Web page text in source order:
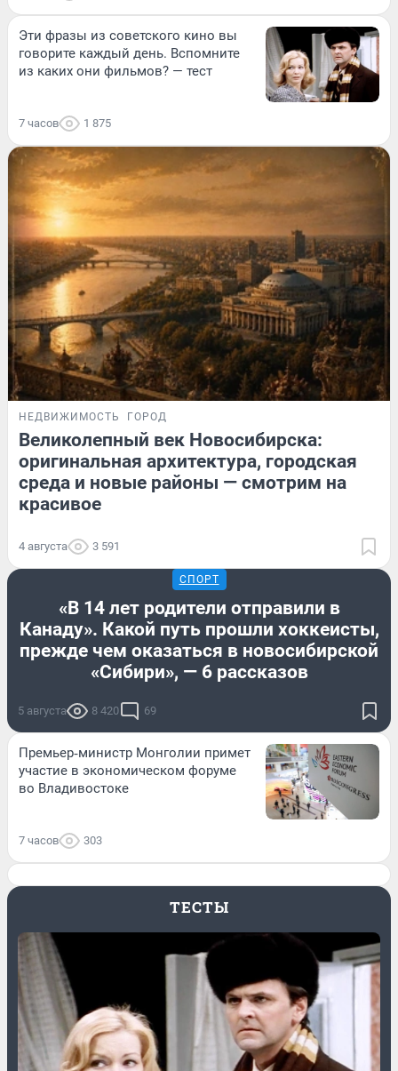
Эти фразы из советского кино вы
говорите каждый день. Вспомните
из каких они фильмов? — тест
7 часов 1 875
НЕДВИЖИМОСТЬ ГОРОД
Великолепный век Новосибирска:
оригинальная архитектура, городская
среда и новые районы — смотрим на
красивое
4 августа 3 591
СПОРТ
«В 14 лет родители отправили в
Канаду». Какой путь прошли хоккеисты,
прежде чем оказаться в новосибирской
«Сибири», — 6 рассказов
5 августа 8 420 69
Премьер‑министр Монголии примет
участие в экономическом форуме
во Владивостоке
7 часов 303
ТЕСТЫ